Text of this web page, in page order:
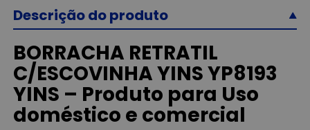
Descrição do produto
BORRACHA RETRATIL
C/ESCOVINHA YINS YP8193
YINS – Produto para Uso
doméstico e comercial